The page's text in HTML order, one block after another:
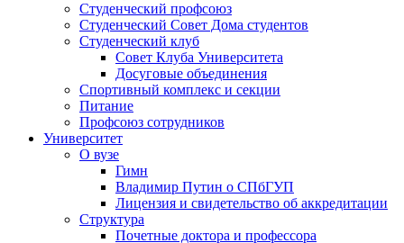
Студенческий профсоюз
Студенческий Совет Дома студентов
Студенческий клуб
Совет Клуба Университета
Досуговые объединения
Спортивный комплекс и секции
Питание
Профсоюз сотрудников
Университет
О вузе
Гимн
Владимир Путин о СПбГУП
Лицензия и свидетельство об аккредитации
Структура
Почетные доктора и профессора